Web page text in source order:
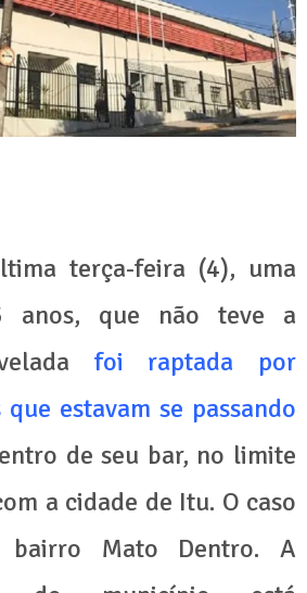
terça-feira (4), uma
anos, que não teve a
foi raptada por
estavam se passando
de seu bar, no limite
a cidade de Itu. O caso
bairro Mato Dentro. A